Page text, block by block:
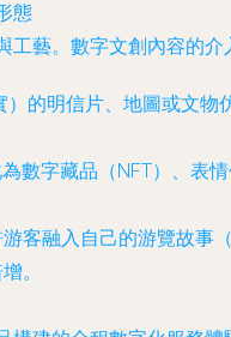
態
藝。數字文創內容的介
）的明信片、地圖或文
數字藏品（NFT）、表
游客融入自己的游覽故
。